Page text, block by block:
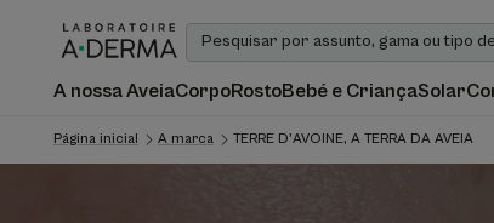
A nossa AveiaCorpoRostoBebé e CriançaSolar
Página inicial A marca TERRE D'AVOINE, A TERRA DA AVEIA